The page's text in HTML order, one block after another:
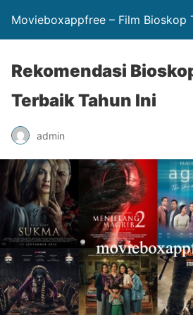
Movieboxappfree – Film Bioskop
Rekomendasi
Terbaik Tahun Ini
admin